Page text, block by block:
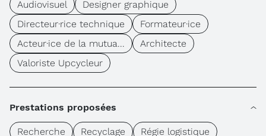
Audiovisuel
Designer graphique
Directeur·rice technique
Formateur·ice
Acteur·ice de la mutua...
Architecte
Valoriste Upcycleur
Prestations proposées
Recherche Recyclage
Régie logistique